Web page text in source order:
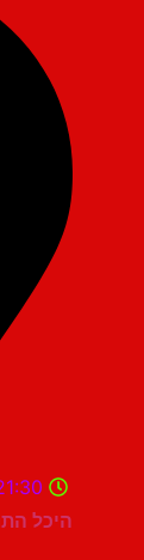
היכל התרבות
21:30